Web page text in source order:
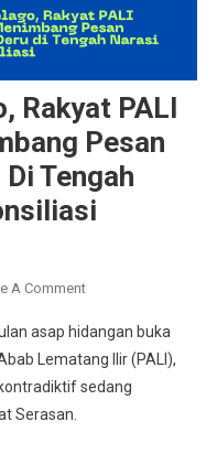
Rakyat PALI
Pesan
Tengah
A CommentOn
“Gajah
Belago,
Rakyat
asap hidangan buka
Lematang Ilir (PALI),
sedang
Serasan.